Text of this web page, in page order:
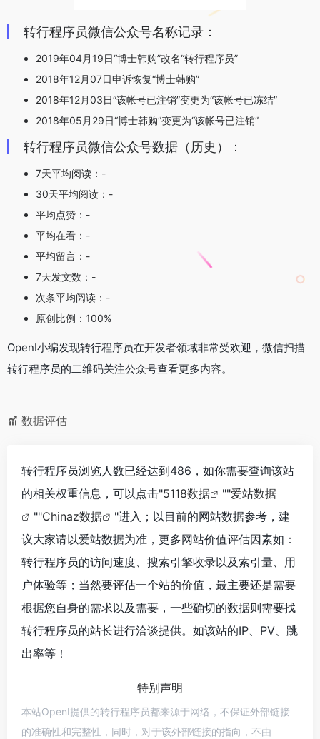
转行程序员微信公众号名称记录：
2019年04月19日“博士韩购”改名“转行程序员”
2018年12月07日申诉恢复“博士韩购”
2018年12月03日“该帐号已注销”变更为“该帐号已冻结”
2018年05月29日“博士韩购”变更为“该帐号已注销”
转行程序员微信公众号数据（历史）：
7天平均阅读：-
30天平均阅读：-
平均点赞：-
平均在看：-
平均留言：-
7天发文数：-
次条平均阅读：-
原创比例：100%
OpenI小编发现转行程序员在开发者领域非常受欢迎，微信扫描
转行程序员的二维码关注公众号查看更多内容。
数据评估
转行程序员浏览人数已经达到486，如你需要查询该站
的相关权重信息，可以点击"5118数据 ""爱站数据
""Chinaz数据
"进入；以目前的网站数据参考，建
议大家请以爱站数据为准，更多网站价值评估因素如：
转行程序员的访问速度、搜索引擎收录以及索引量、用
户体验等；当然要评估一个站的价值，最主要还是需要
根据您自身的需求以及需要，一些确切的数据则需要找
转行程序员的站长进行洽谈提供。如该站的IP、PV、跳
出率等！
特别声明
本站OpenI提供的转行程序员都来源于网络，不保证外部链接
的准确性和完整性，同时，对于该外部链接的指向，不由